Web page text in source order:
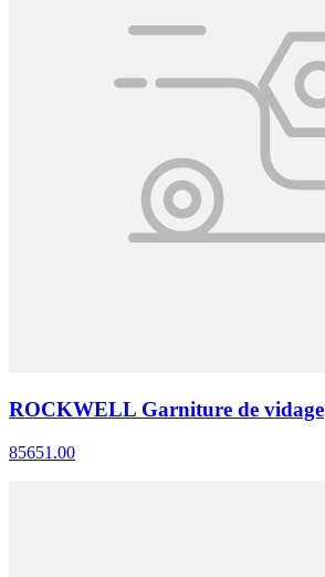
ROCKWELL Garniture de vidage
85651.00